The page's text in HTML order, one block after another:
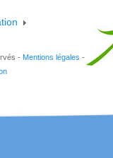
- Mentions légales -